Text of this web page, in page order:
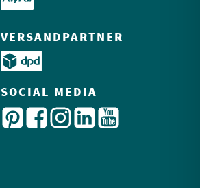
VERSANDPARTNER
SOCIAL MEDIA